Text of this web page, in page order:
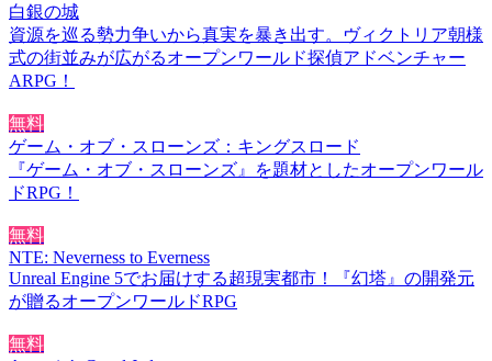
白銀の城
資源を巡る勢力争いから真実を暴き出す。ヴィクトリア朝様
式の街並みが広がるオープンワールド探偵アドベンチャー
ARPG！
無料
ゲーム・オブ・スローンズ：キングスロード
『ゲーム・オブ・スローンズ』を題材としたオープンワール
ドRPG！
無料
NTE: Neverness to Everness
Unreal Engine 5でお届けする超現実都市！『幻塔』の開発元
が贈るオープンワールドRPG
無料